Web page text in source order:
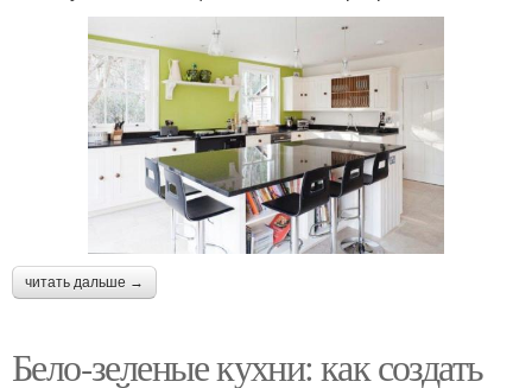
читать дальше →
Бело-зеленые кухни: как создать